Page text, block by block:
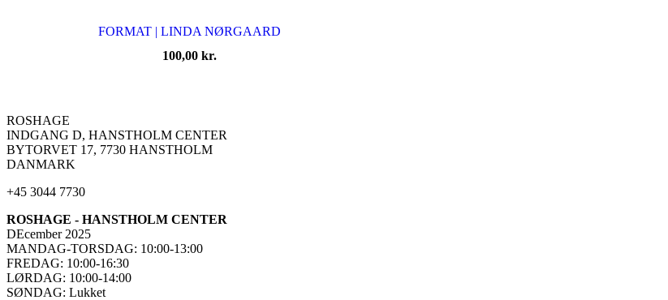
FORMAT | LINDA NØRGAARD
100,00 kr.
ROSHAGE
INDGANG D, HANSTHOLM CENTER
BYTORVET 17, 7730 HANSTHOLM
DANMARK
+45 3044 7730
ROSHAGE - HANSTHOLM CENTER
DEcember 2025
MANDAG-TORSDAG: 10:00-13:00
FREDAG: 10:00-16:30
LØRDAG: 10:00-14:00
SØNDAG: Lukket